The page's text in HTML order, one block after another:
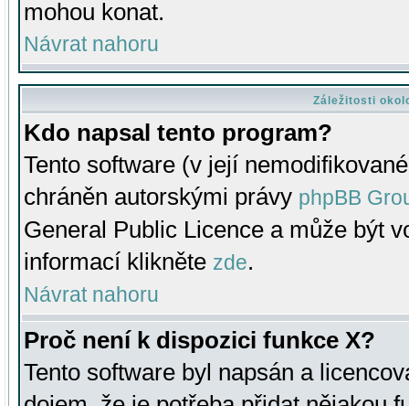
mohou konat.
Návrat nahoru
Záležitosti
Kdo napsal tento program?
Tento software (v její
chráněn autorskými právy phpBB
General Public Licence a může být
informací klikněte zde.
Návrat nahoru
Proč není k dispozici funkce X?
Tento software byl napsán a